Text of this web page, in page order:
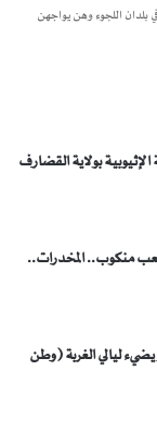
بلدان اللجوء وهن يواجهن
بولاية القضارف
منكوب.. المخدرات..
يضيء ليالي الغربة (وطن